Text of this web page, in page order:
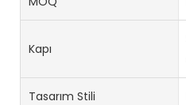
Kapı
Tasarım Stili